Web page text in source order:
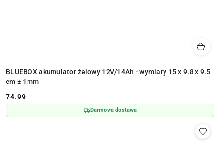
BLUEBOX akumulator żelowy 12V/14Ah - wymiary 15 x 9.8 x 9.5
cm ± 1mm
Cena:
74.99
Darmowa dostawa